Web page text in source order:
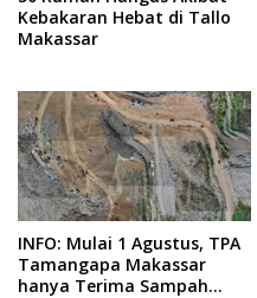
Kebakaran Hebat di Tallo
Makassar
INFO: Mulai 1 Agustus, TPA
Tamangapa Makassar
hanya Terima Sampah